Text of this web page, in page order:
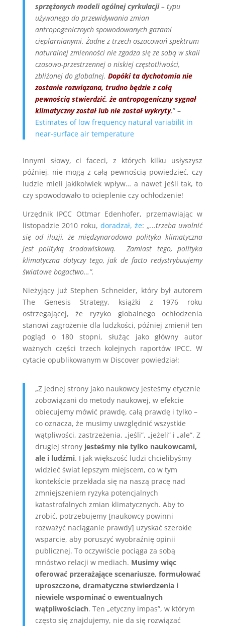
sprzężonych modeli ogólnej cyrkulacji– typu
używanego do przewidywania zmian
antropogenicznych spowodowanych gazami
cieplarnianymi. Żadne z trzech oszacowań spektrum
naturalnej zmienności nie zgadza się ze sobą w skali
czasowo-przestrzennej o niskiej częstotliwości,
zbliżonej do globalnej. Dopóki ta dychotomia nie
zostanie rozwiązana, trudno będzie z całą
pewnością stwierdzić, że antropogeniczny sygnał
klimatyczny został lub nie został wykryty.” –
Estimates of low frequency natural variabilit in
near-surface air temperature
Innymi słowy, ci faceci, z których kilku usłyszysz
później, nie mogą z całą pewnością powiedzieć, czy
ludzie mieli jakikolwiek wpływ… a nawet jeśli tak, to
czy spowodowało to ocieplenie czy ochłodzenie!
Urzędnik IPCC Ottmar Edenhofer, przemawiając w
listopadzie 2010 roku, doradzał, że: „…trzeba uwolnić
się od iluzji, że międzynarodowa polityka klimatyczna
jest polityką środowiskową. Zamiast tego, polityka
klimatyczna dotyczy tego, jak de facto redystrybuujemy
światowe bogactwo…”.
Nieżyjący już Stephen Schneider, który był autorem
The Genesis Strategy, książki z 1976 roku
ostrzegającej, że ryzyko globalnego ochłodzenia
stanowi zagrożenie dla ludzkości, później zmienił ten
pogląd o 180 stopni, służąc jako główny autor
ważnych części trzech kolejnych raportów IPCC. W
cytacie opublikowanym w Discover powiedział:
„Z jednej strony jako naukowcy jesteśmy etycznie
zobowiązani do metody naukowej, w efekcie
obiecujemy mówić prawdę, całą prawdę i tylko –
co oznacza, że musimy uwzględnić wszystkie
wątpliwości, zastrzeżenia, „jeśli”, „jeżeli” i „ale”. Z
drugiej stronyjesteśmy nie tylko naukowcami,
ale i ludźmi. I jak większość ludzi chcielibyśmy
widzieć świat lepszym miejscem, co w tym
kontekście przekłada się na naszą pracę nad
zmniejszeniem ryzyka potencjalnych
katastrofalnych zmian klimatycznych. Aby to
zrobić, potrzebujemy [naukowcy powinni
rozważyć naciąganie prawdy] uzyskać szerokie
wsparcie, aby poruszyć wyobraźnię opinii
publicznej. To oczywiście pociąga za sobą
mnóstwo relacji w mediach. Musimy więc
oferować przerażające scenariusze, formułować
uproszczone, dramatyczne stwierdzenia i
niewiele wspominać o ewentualnych
wątpliwościach. Ten „etyczny impas”, w którym
często się znajdujemy, nie da się rozwiązać